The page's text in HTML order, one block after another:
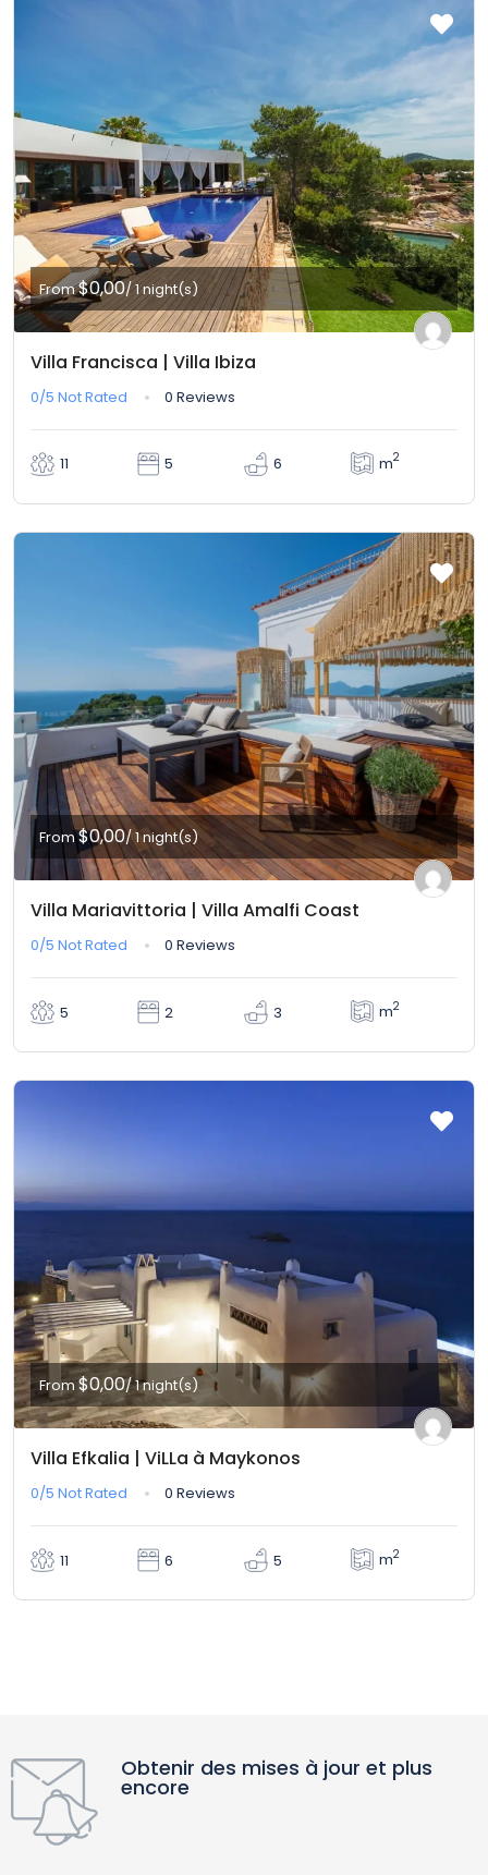
From$0,00/ 1 night(s)
Villa Francisca | Villa Ibiza
0/5 Not Rated 0 Reviews
11 5 6 m2
From$0,00/ 1 night(s)
Villa Mariavittoria | Villa Amalfi Coast
0/5 Not Rated 0 Reviews
5 2 3 m2
From $0,00/ 1 night(s)
Villa Efkalia | ViLLa à Maykonos
0/5 Not Rated 0 Reviews
11 6 5 m2
Obtenir des mises à jour et plus
encore